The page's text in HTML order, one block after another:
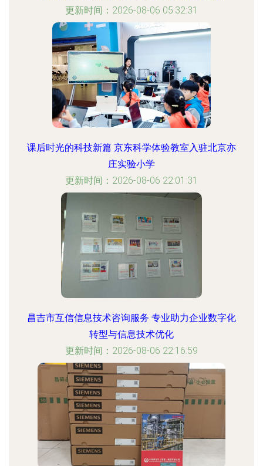
更新时间：2026-08-06 05:32:31
课后时光的科技新篇 京东科学体验教室入驻北京亦
庄实验小学
更新时间：2026-08-06 22:01:31
昌吉市互信信息技术咨询服务 专业助力企业数字化
转型与信息技术优化
更新时间：2026-08-06 22:16:59